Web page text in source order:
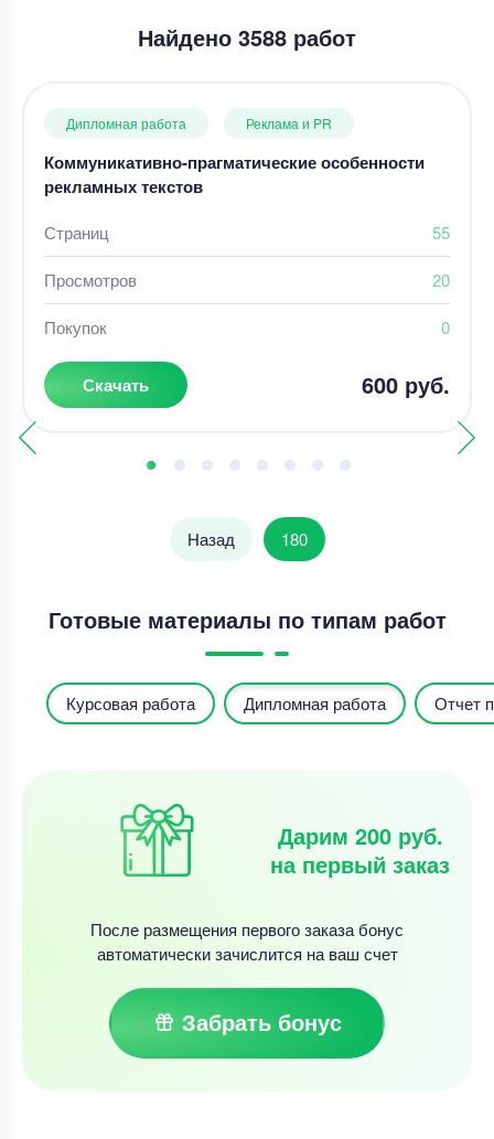
Найдено 3588 работ
Дипломная работа Реклама и PR
Коммуникативно-прагматические особенности
рекламных текстов
Страниц 55
Просмотров 20
Покупок 0
Скачать 600 руб.
Назад 180
Готовые материалы по типам работ
Курсовая работа Дипломная работа Отчет
Дарим 200 руб.
на первый заказ
После размещения первого заказа бонус
автоматически зачислится на ваш счет
Забрать бонус